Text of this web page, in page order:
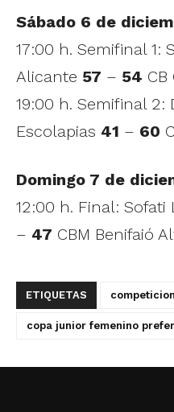
Sábado 6 de
17:00 h. Semifinal 1:
Alicante 57 – 54
19:00 h. Semifinal 2:
Escolapias 41 – 60
Domingo 7 de
12:00 h. Final:
– 47 CBM Benifaió
ETIQUETAS
copa junior femenino